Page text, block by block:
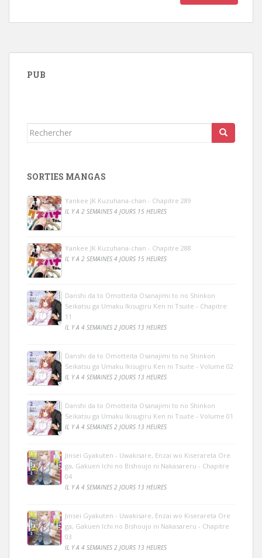
PUB
Rechercher...
SORTIES MANGAS
Yankee JK Kuzuhana-chan - Chapitre 289
IL Y A 2 SEMAINES 4 JOURS 15 HEURES
Yankee JK Kuzuhana-chan - Chapitre 288
IL Y A 2 SEMAINES 4 JOURS 15 HEURES
Danshi da to Omotteita Osanajimi to no Shinkon
Seikatsu ga Umaku Ikisugiru Ken ni Tsuite - Chapitre
11
IL Y A 4 SEMAINES 2 JOURS 13 HEURES
Danshi da to Omotteita Osanajimi to no Shinkon
Seikatsu ga Umaku Ikisugiru Ken ni Tsuite - Volume 02
IL Y A 4 SEMAINES 2 JOURS 13 HEURES
Danshi da to Omotteita Osanajimi to no Shinkon
Seikatsu ga Umaku Ikisugiru Ken ni Tsuite - Volume 01
IL Y A 4 SEMAINES 2 JOURS 13 HEURES
Jinsei Gyakuten - Uwakisare, Enzai wo Kiserareta Ore
ga, Gakuen Ichi no Bishoujo ni Nakasareru - Chapitre
04
IL Y A 4 SEMAINES 2 JOURS 13 HEURES
Jinsei Gyakuten - Uwakisare, Enzai wo Kiserareta Ore
ga, Gakuen Ichi no Bishoujo ni Nakasareru - Chapitre
03
IL Y A 4 SEMAINES 2 JOURS 13 HEURES